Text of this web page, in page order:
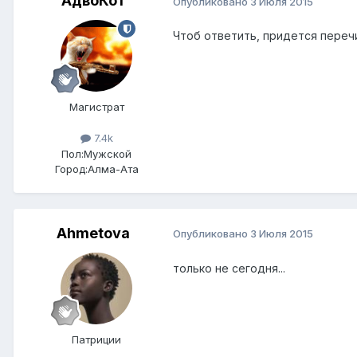
Магистрат
7.4k
Пол:Мужской
Город:Алма-Ата
Чтоб ответить, придется
Ahmetova
Патриции
Опубликовано 3 Июля 2015
только не сегодня...